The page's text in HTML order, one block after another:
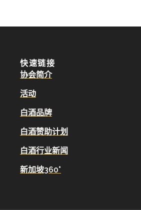
快速链接
协会简介
活动
白酒品牌
白酒赞助计划
白酒行业新闻
新加坡360°